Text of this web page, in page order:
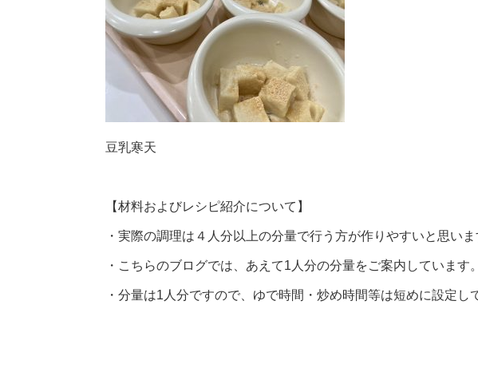
豆乳寒天
【材料およびレシピ紹介について】
・実際の調理は４人分以上の分量で行う方が作りやすいと思いま
・こちらのブログでは、あえて1人分の分量をご案内しています。
・分量は1人分ですので、ゆで時間・炒め時間等は短めに設定し